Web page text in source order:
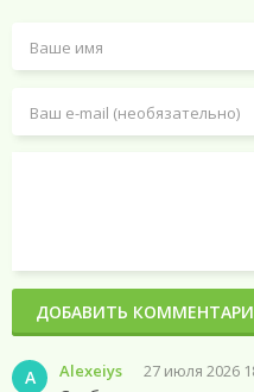
A Alexeiys 27 июля 2026
ДОБАВИТЬ